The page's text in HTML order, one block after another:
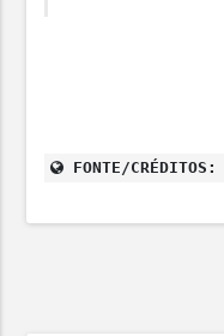
FONTE/CRÉDITOS: